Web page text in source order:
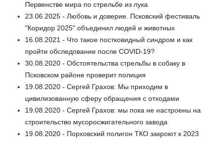
Первенстве мира по стрельбе из лука
23.06.2025 - Любовь и доверие. Псковский фестиваль
"Коридор 2025" объединил людей и животных
16.08.2021 - Что такое постковидный синдром и как
пройти обследование после COVID-19?
30.08.2020 - Обстоятельства стрельбы в собаку в
Псковском районе проверит полиция
19.08.2020 - Сергей Грахов: Мы приходим в
цивилизованную сферу обращения с отходами
19.08.2020 - Сергей Грахов: мы пока не настроены на
строительство мусоросжигательного завода
19.08.2020 - Порховский полигон ТКО закроют к 2023